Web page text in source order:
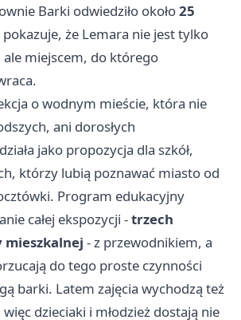
Barki odwiedziło około25
pokazuje, że Lemara nie jest tylko
ale miejscem, do którego
o wodnym mieście, która nie
ani dorosłych
jako propozycja dla szkół,
którzy lubią poznawać miasto od
Program edukacyjny
całej ekspozycji -trzech
mieszkalnej - z przewodnikiem, a
do tego proste czynności
barki. Latem zajęcia wychodzą też
dzieciaki i młodzież dostają nie